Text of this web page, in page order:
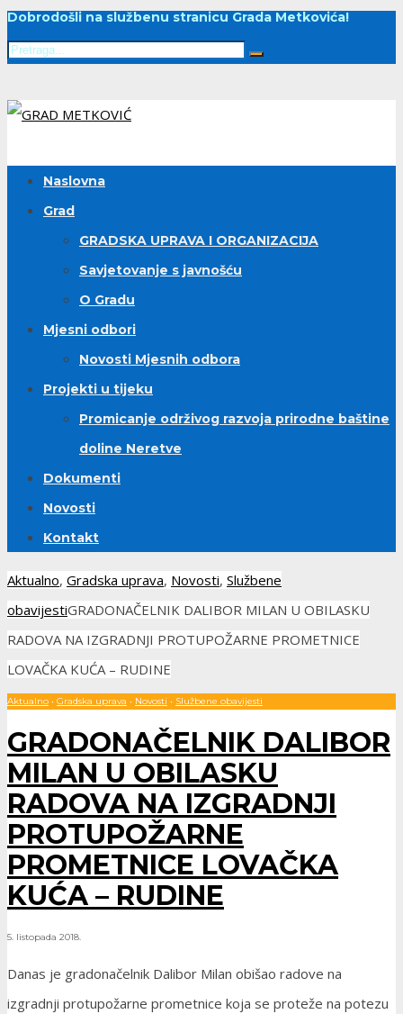
Dobrodošli na službenu stranicu Grada Metkovića!
Naslovna
Grad
GRADSKA UPRAVA I ORGANIZACIJA
Savjetovanje s javnošću
O Gradu
Mjesni odbori
Novosti Mjesnih odbora
Projekti u tijeku
Promicanje održivog razvoja prirodne baštine
doline Neretve
Dokumenti
Novosti
Kontakt
Aktualno, Gradska uprava, Novosti, Službene
obavijestiGRADONAČELNIK DALIBOR MILAN U OBILASKU
RADOVA NA IZGRADNJI PROTUPOŽARNE PROMETNICE
LOVAČKA KUĆA – RUDINE
Aktualno • Gradska uprava • Novosti • Službene obavijesti
GRADONAČELNIK DALIBOR
MILAN U OBILASKU
RADOVA NA IZGRADNJI
PROTUPOŽARNE
PROMETNICE LOVAČKA
KUĆA – RUDINE
5. listopada 2018.
Danas je gradonačelnik Dalibor Milan obišao radove na
izgradnji protupožarne prometnice koja se proteže na potezu